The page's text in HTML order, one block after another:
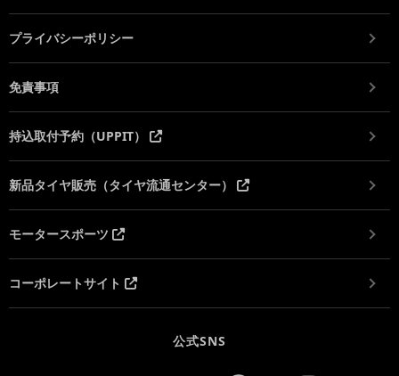
プライバシーポリシー
免責事項
持込取付予約（UPPIT）
新品タイヤ販売（タイヤ流通センター）
モータースポーツ
コーポレートサイト
公式SNS